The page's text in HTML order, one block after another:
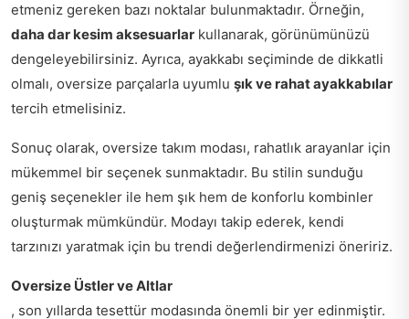
etmeniz gereken bazı noktalar bulunmaktadır. Örneğin,
daha dar kesim aksesuarlar kullanarak, görünümünüzü
dengeleyebilirsiniz. Ayrıca, ayakkabı seçiminde de dikkatli
olmalı, oversize parçalarla uyumlu şık ve rahat ayakkabılar
tercih etmelisiniz.
Sonuç olarak, oversize takım modası, rahatlık arayanlar için
mükemmel bir seçenek sunmaktadır. Bu stilin sunduğu
geniş seçenekler ile hem şık hem de konforlu kombinler
oluşturmak mümkündür. Modayı takip ederek, kendi
tarzınızı yaratmak için bu trendi değerlendirmenizi öneririz.
Oversize Üstler ve Altlar
, son yıllarda tesettür modasında önemli bir yer edinmiştir.